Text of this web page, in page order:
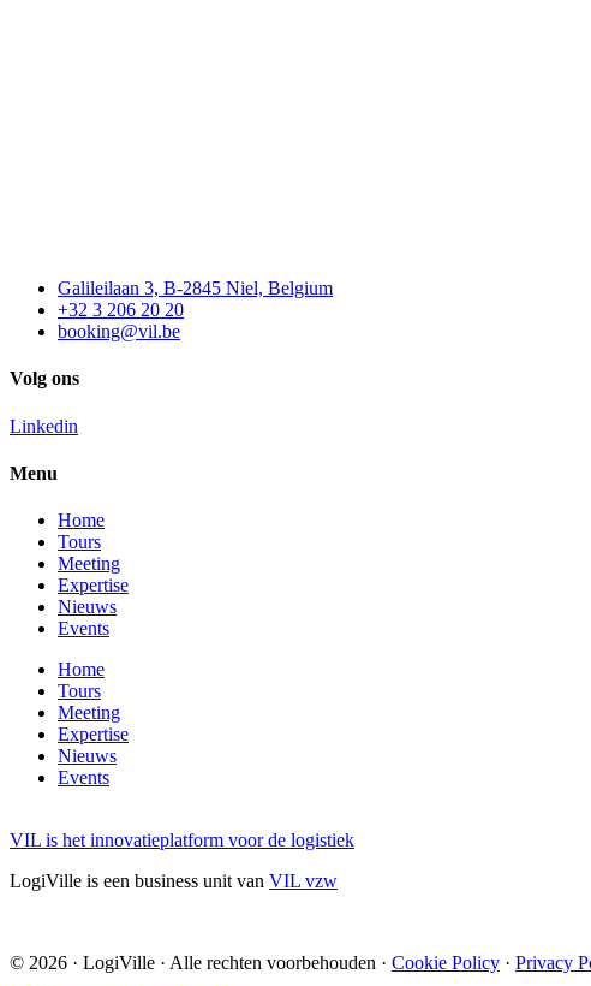
Galileilaan 3, B-2845 Niel, Belgium
+32 3 206 20 20
booking@vil.be
Volg ons
Linkedin
Menu
Home
Tours
Meeting
Expertise
Nieuws
Events
Home
Tours
Meeting
Expertise
Nieuws
Events
VIL is het innovatieplatform voor de logistiek
LogiVille is een business unit van VIL vzw
© 2026 · LogiVille · Alle rechten voorbehouden · Cookie Policy · Privacy